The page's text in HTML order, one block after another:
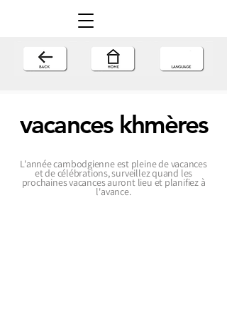
vacances khmères
L'année cambodgienne est pleine de vacances
et de célébrations, surveillez quand les
prochaines vacances auront lieu et planifiez à
l'avance.